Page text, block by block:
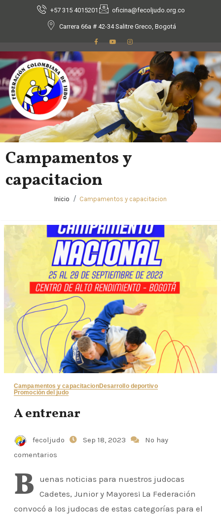
+57 315 4015201 oficina@fecoljudo.org.co
Carrera 66a # 42-34 Salitre Greco, Bogotá
Campamentos y
capacitacion
Inicio Campamentos y capacitacion
Campamentos y capacitacionDesarrollo deportivo
Promoción del judo
A entrenar
fecoljudo Sep 18, 2023
No hay
comentarios
B
uenas noticias para nuestros judocas
Cadetes, Junior y Mayores¡ La Federación
convocó a los judocas de estas categorías para el